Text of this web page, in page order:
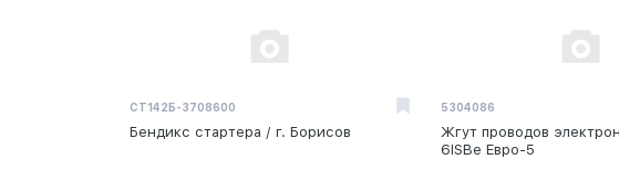
СТ142Б-3708600
Бендикс стартера / г. Борисов
5304086
Жгут проводов
6ISBe Евро-5